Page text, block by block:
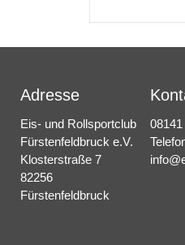
Adresse
Eis- und Rollsportclub
Fürstenfeldbruck e.V.
Klosterstraße 7
82256
Fürstenfeldbruck